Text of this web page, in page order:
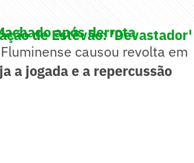
de Estêvão: 'Devastador'
após derrota
causou revolta em
a jogada e a repercussão